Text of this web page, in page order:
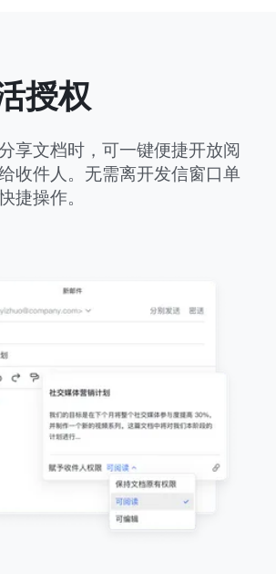
授权
享文档时，可一键便捷开放阅
收件人。无需离开发信窗口单
捷操作。